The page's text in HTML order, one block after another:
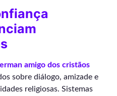
amigo dos cristãos
sobre diálogo, amizade e
religiosas. Sistemas